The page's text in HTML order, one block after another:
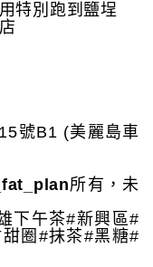
特別跑到鹽埕
號B1 (美麗島車
所有，未
下午茶#新興區#
圈#抹茶#黑糖#